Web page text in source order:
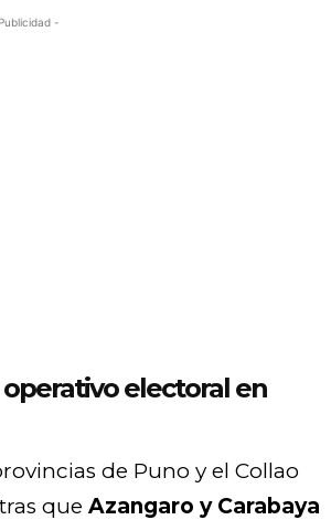
-
electoral en
de Puno y el Collao
queAzangaro y Carabaya